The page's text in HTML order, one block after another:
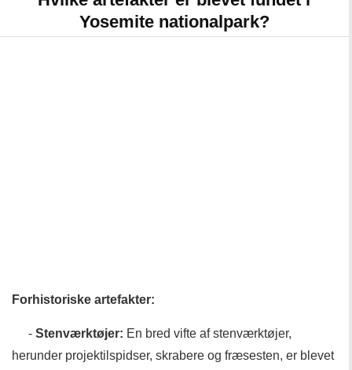
Yosemite nationalpark?
Forhistoriske artefakter:
- Stenværktøjer: En bred vifte af stenværktøjer,
herunder projektilspidser, skrabere og fræsesten, er blevet